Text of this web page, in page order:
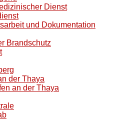
Dienst
und Dokumentation
Brandschutz
der Thaya
an der Thaya